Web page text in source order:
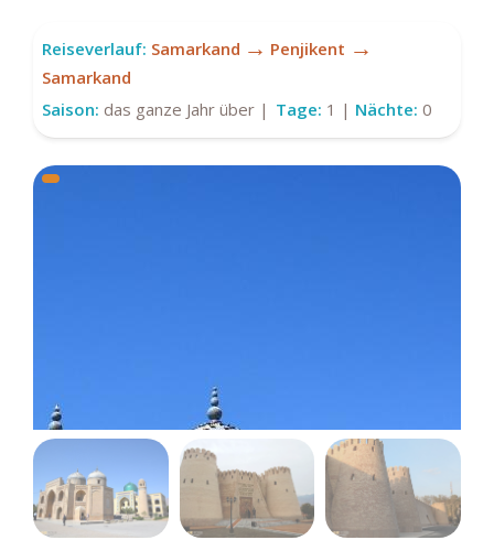
Reiseverlauf: Samarkand → Penjikent →
Samarkand
Saison: das ganze Jahr über | Tage: 1 | Nächte: 0